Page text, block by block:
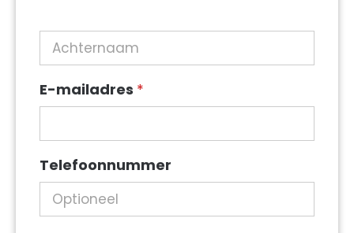
E-mailadres *
Telefoonnummer